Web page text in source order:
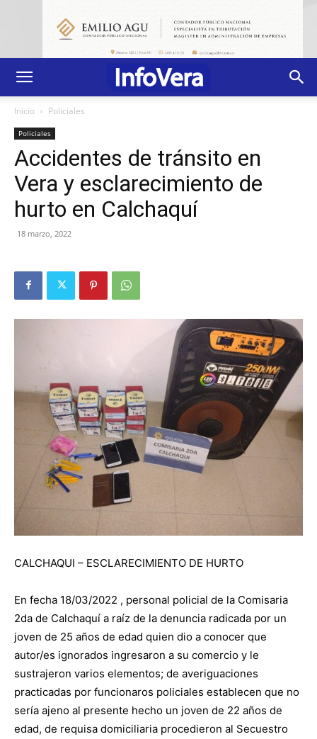
Inicio Policiales
Policiales
Accidentes de tránsito en
Vera y esclarecimiento de
hurto en Calchaquí
18 marzo, 2022
CALCHAQUI – ESCLARECIMIENTO DE HURTO
En fecha 18/03/2022 , personal policial de la Comisaria
2da de Calchaquí a raíz de la denuncia radicada por un
joven de 25 años de edad quien dio a conocer que
autor/es ignorados ingresaron a su comercio y le
sustrajeron varios elementos; de averiguaciones
practicadas por funcionaros policiales establecen que no
sería ajeno al presente hecho un joven de 22 años de
edad, de requisa domiciliaria procedieron al Secuestro